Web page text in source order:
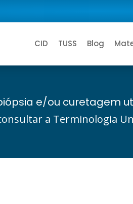
CID TUSS Blog
e/ou curetagem
a Terminologia